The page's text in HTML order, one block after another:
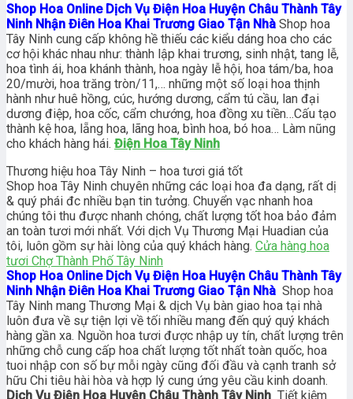
Shop Hoa Online Dịch Vụ Điện Hoa Huyện Châu Thành Tây
Ninh Nhận Điên Hoa Khai Trương Giao Tận Nhà Shop hoa
Tây Ninh cung cấp không hề thiếu các kiểu dáng hoa cho các
cơ hội khác nhau như: thành lập khai trương, sinh nhật, tang lễ,
hoa tình ái, hoa khánh thành, hoa ngày lễ hội, hoa tám/ba, hoa
20/mười, hoa trăng tròn/11,… những một số loại hoa thịnh
hành như huê hồng, cúc, hướng dương, cẩm tú cầu, lan đại
dương điệp, hoa cốc, cẩm chướng, hoa đồng xu tiền…Cấu tạo
thành kệ hoa, lẵng hoa, lãng hoa, bình hoa, bó hoa… Làm nũng
cho khách hàng hái. Điện Hoa Tây Ninh
Thương hiệu hoa Tây Ninh – hoa tươi giá tốt
Shop hoa Tây Ninh chuyên những các loại hoa đa dạng, rất dị
& quý phái đc nhiều bạn tin tưởng. Chuyển vạc nhanh hoa
chúng tôi thu được nhanh chóng, chất lượng tốt hoa bảo đảm
an toàn tươi mới nhất. Với dịch Vụ Thương Mại Huadian của
tôi, luôn gồm sự hài lòng của quý khách hàng. Cửa hàng hoa
tươi Chợ Thành Phố Tây Ninh
Shop Hoa Online Dịch Vụ Điện Hoa Huyện Châu Thành Tây
Ninh Nhận Điên Hoa Khai Trương Giao Tận Nhà Shop hoa
Tây Ninh mang Thương Mại & dịch Vụ bàn giao hoa tại nhà
luôn đưa về sự tiện lợi về tối nhiều mang đến quý quý khách
hàng gần xa. Nguồn hoa tươi được nhập uy tín, chất lượng trên
những chỗ cung cấp hoa chất lượng tốt nhất toàn quốc, hoa
tuoi nhập con số bự mỗi ngày cũng đối đầu và cạnh tranh sở
hữu Chi tiêu hài hòa và hợp lý cung ứng yêu cầu kinh doanh.
Dịch Vụ Điện Hoa Huyện Châu Thành Tây Ninh Tiết kiệm